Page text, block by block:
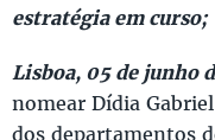
estratégia em curso;
Lisboa, 05 de junho
nomear Dídia
dos departamentos